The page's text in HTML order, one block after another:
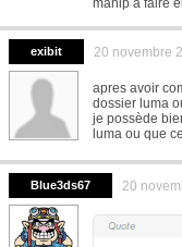
manip à faire
exibit 20 novembre
apres avoir
dossier luma
je possède
luma ou que
Blue3ds67 20